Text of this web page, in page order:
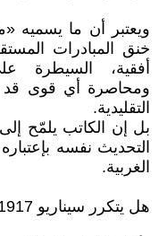
ويعتبر أن ما يسميه
خنق المبادرات
أفقية، السيطرة
ومحاصرة أي قوى قد
التقليدية.
بل إن الكاتب يلمّح
التحديث نفسه
الغربية.
هل يتكرر سيناريو 1917؟